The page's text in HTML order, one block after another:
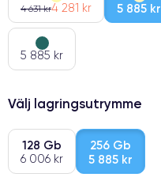
4 631 kr4 281 kr 5 885 kr
5 885 kr
Välj lagringsutrymme
128 Gb
6 006 kr
256 Gb
5 885 kr